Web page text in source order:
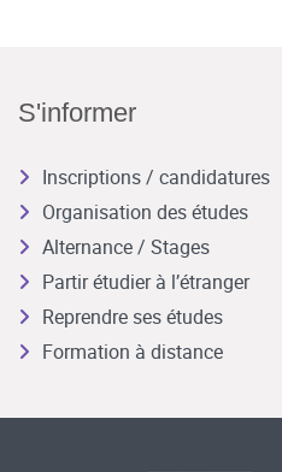
S'informer
Inscriptions / candidatures
Organisation des études
Alternance / Stages
Partir étudier à l’étranger
Reprendre ses études
Formation à distance